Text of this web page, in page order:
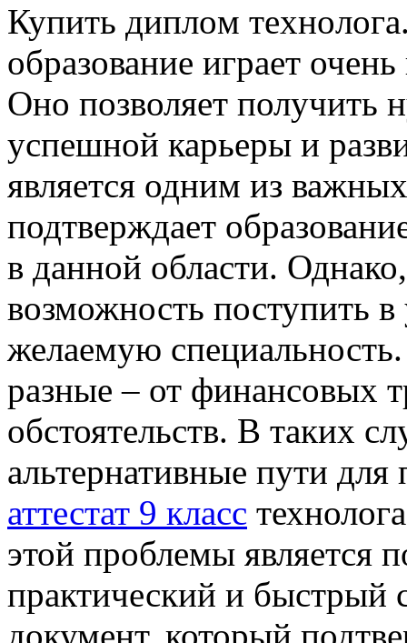
Купить диплoм
образование играет
Оно позволяет получить
успешной карьеры и
является одним из
подтверждает
в данной области.
возможность поступить
желаемую
разные – от финансовых
обстоятельств. В таких
альтернативные пути
аттестат 9 класс
этой проблемы является
практический и
документ, который